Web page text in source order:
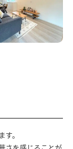
。